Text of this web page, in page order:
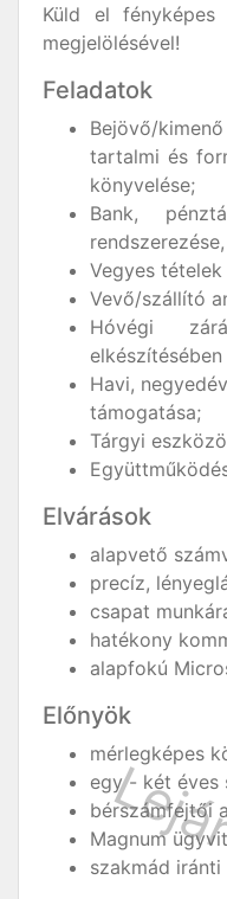
Küld el fényképes
megjelölésével!
Feladatok
Bejövő/
tartalmi és
könyvelése;
Bank,
Vegyes
Vevő/szállító
Hóvégi
Havi,
támogatása;
Tárgyi
Elvárások
alapvető
precíz,
csapat
hatékony
alapfokú
Előnyök
mérlegképes
egy - két éves
bérszámfejtői
Magnum
szakmád